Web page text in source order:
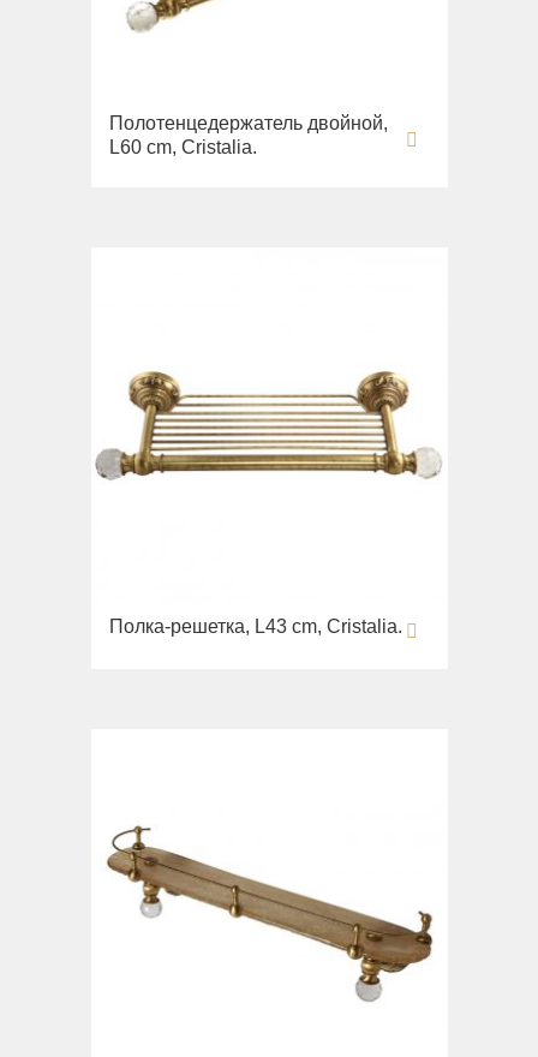
Полотенцедержатель двойной,
L60 cm, Cristalia.
Полка-решетка, L43 cm, Cristalia.